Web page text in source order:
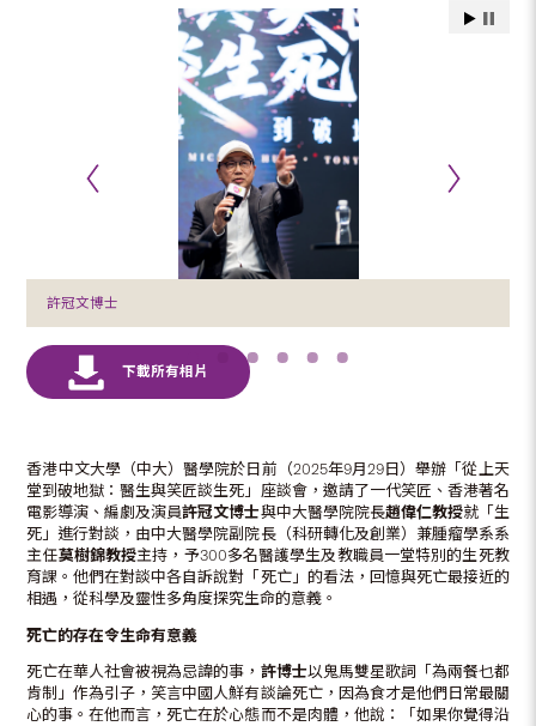
許冠文博士
香港中文大學（中大）醫學院於日前（2025年9月29日）舉辦「從上天
堂到破地獄：醫生與笑匠談生死」座談會，邀請了一代笑匠、香港著名
電影導演、編劇及演員許冠文博士與中大醫學院院長趙偉仁教授就「生
死」進行對談，由中大醫學院副院長（科研轉化及創業）兼腫瘤學系系
主任莫樹錦教授主持，予300多名醫護學生及教職員一堂特別的生死教
育課。他們在對談中各自訴說對「死亡」的看法，回憶與死亡最接近的
相遇，從科學及靈性多角度探究生命的意義。
死亡的存在令生命有意義
死亡在華人社會被視為忌諱的事， 許博士以鬼馬雙星歌詞「為兩餐乜都
肯制」作為引子，笑言中國人鮮有談論死亡，因為食才是他們日常最關
心的事。在他而言，死亡在於心態而不是肉體，他說：「如果你覺得沿